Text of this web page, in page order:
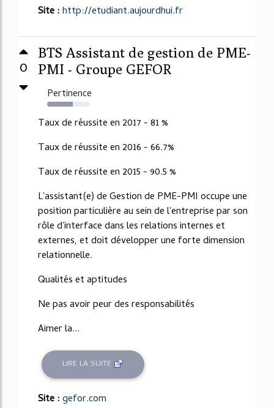
Site :http://etudiant.aujourdhui.fr
0
BTS Assistant de gestion de PME-
PMI - Groupe GEFOR
Pertinence
60%
Taux de réussite en 2017 - 81 %
Taux de réussite en 2016 - 66.7%
Taux de réussite en 2015 - 90.5 %
L'assistant(e) de Gestion de PME-PMI occupe une
position particulière au sein de l'entreprise par son
rôle d'interface dans les relations internes et
externes, et doit développer une forte dimension
relationnelle.
Qualités et aptitudes
Ne pas avoir peur des responsabilités
Aimer la...
LIRE LA SUITE
Site :gefor.com